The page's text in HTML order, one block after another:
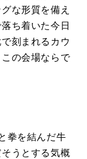
な形質を備え
ち着いた今日
刻まれるカウ
の会場ならで
拳を結んだ牛
うとする気概